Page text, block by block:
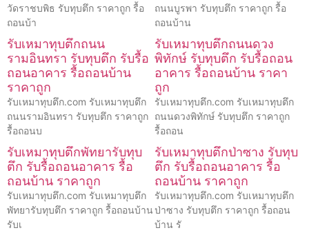
วัดราชบพิธ รับทุบตึก ราคาถูก รื้อ
ถอนบ้า
ถนนบูรพา รับทุบตึก ราคาถูก รื้อ
ถอนบ้าน
รับเหมาทุบตึกถนน
รามอินทรา รับทุบตึก รับรื้อ
ถอนอาคาร รื้อถอนบ้าน
ราคาถูก
รับเหมาทุบตึก.com รับเหมาทุบตึก
ถนนรามอินทรา รับทุบตึก ราคาถูก
รื้อถอนบ
รับเหมาทุบตึกถนนดวง
พิทักษ์ รับทุบตึก รับรื้อถอน
อาคาร รื้อถอนบ้าน ราคา
ถูก
รับเหมาทุบตึก.com รับเหมาทุบตึก
ถนนดวงพิทักษ์ รับทุบตึก ราคาถูก
รื้อถอน
รับเหมาทุบตึกพัทยารับทุบ
ตึก รับรื้อถอนอาคาร รื้อ
ถอนบ้าน ราคาถูก
รับเหมาทุบตึก.com รับเหมาทุบตึก
พัทยารับทุบตึก ราคาถูก รื้อถอนบ้าน
รับเ
รับเหมาทุบตึกป่าซาง รับทุบ
ตึก รับรื้อถอนอาคาร รื้อ
ถอนบ้าน ราคาถูก
รับเหมาทุบตึก.com รับเหมาทุบตึก
ป่าซาง รับทุบตึก ราคาถูก รื้อถอน
บ้าน รั